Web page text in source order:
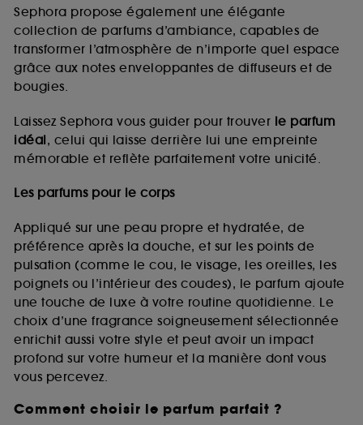
Sephora propose également une élégante
collection de parfums d’ambiance, capables de
transformer l’atmosphère de n’importe quel espace
grâce aux notes enveloppantes de diffuseurs et de
bougies.
Laissez Sephora vous guider pour trouver le parfum
idéal, celui qui laisse derrière lui une empreinte
mémorable et reflète parfaitement votre unicité.
Les parfums pour le corps
Appliqué sur une peau propre et hydratée, de
préférence après la douche, et sur les points de
pulsation (comme le cou, le visage, les oreilles, les
poignets ou l’intérieur des coudes), le parfum ajoute
une touche de luxe à votre routine quotidienne. Le
choix d’une fragrance soigneusement sélectionnée
enrichit aussi votre style et peut avoir un impact
profond sur votre humeur et la manière dont vous
vous percevez.
Comment choisir le parfum parfait ?
de vous plaire via des publicités, y compris sur des
sites tiers et sur les réseaux sociaux, sur la base
des pages que vous avez consultées, de votre
navigation, et de l'historique de vos interactions.
d’en améliorer la performance.
Cookies de sécurisation des paiements en ligne :
fraudes aux moyens de paiement et les
usurpations d’identité.
Cookies fonctionnels :il s’agit de cookies
permettant l’affichage et/ou la fourniture de
certaines fonctionnalités du site, tel que les
cookies d’authentification qui sont utilisés afin de
vous faire bénéficier de l’authentification
prolongée vous permettant d’accéder à votre
compte lors de votre prochaine visite sur le site
sans saisir à nouveau votre identifiant et mot de
passe.
A l'exception des cookies techniques, le dépôt et la